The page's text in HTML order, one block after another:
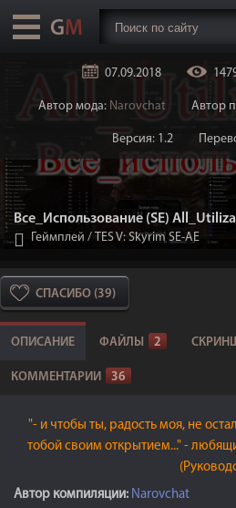
07.09.2018
Автор мода: Narovchat Автор
Версия: 1.2
Все_Использование (SE)
Геймплей / TES V: Skyrim SE-AE
СПАСИБО (39)
ОПИСАНИЕ ФАЙЛЫ 2
КОММЕНТАРИИ 36
"- и чтобы ты, радость моя, не
тобой своим открытием..." -
Автор компиляции: Narovchat